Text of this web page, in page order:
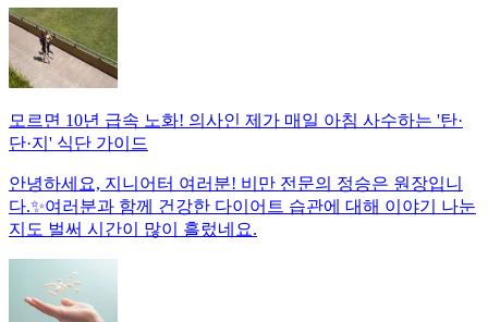
모르면 10년 급속 노화! 의사인 제가 매일 아침 사수하는 '탄·
단·지' 식단 가이드
안녕하세요, 지니어터 여러분! 비만 전문의 정승은 원장입니
다.✨여러분과 함께 건강한 다이어트 습관에 대해 이야기 나눈
지도 벌써 시간이 많이 흘렀네요.